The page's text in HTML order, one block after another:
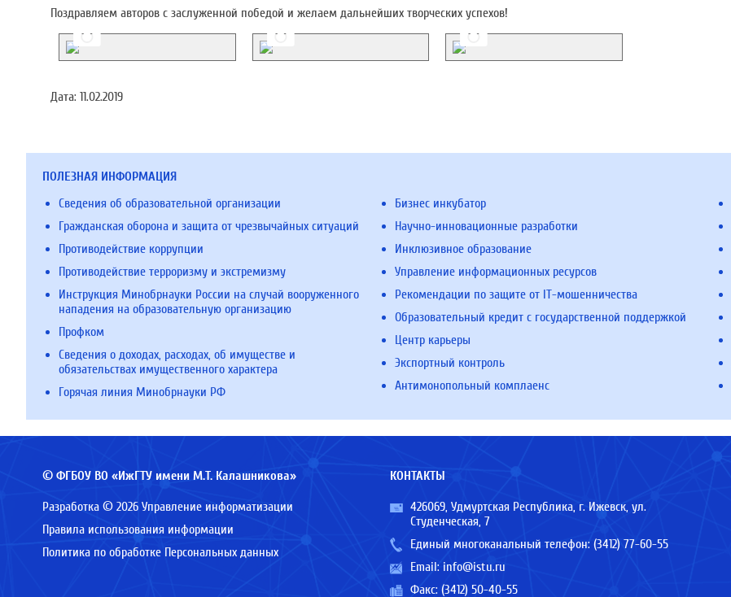
Поздравляем авторов с заслуженной победой и желаем дальнейших творческих успехов!
Дата: 11.02.2019
ПОЛЕЗНАЯ ИНФОРМАЦИЯ
Сведения об образовательной организации
Гражданская оборона и защита от чрезвычайных ситуаций
Противодействие коррупции
Противодействие терроризму и экстремизму
Инструкция Минобрнауки России на случай вооруженного
нападения на образовательную организацию
Профком
Сведения о доходах, расходах, об имуществе и
обязательствах имущественного характера
Горячая линия Минобрнауки РФ
Бизнес инкубатор
Научно-инновационные разработки
Инклюзивное образование
Управление информационных ресурсов
Рекомендации по защите от IT-мошенничества
Образовательный кредит с государственной поддержкой
Центр карьеры
Экспортный контроль
Антимонопольный комплаенс
© ФГБОУ ВО «ИжГТУ имени М.Т. Калашникова»
Разработка © 2026 Управление информатизации
Правила использования информации
Политика по обработке Персональных данных
КОНТАКТЫ
426069, Удмуртская Республика, г. Ижевск, ул.
Студенческая, 7
Единый многоканальный телефон: (3412) 77-60-55
Email: info@istu.ru
Факс: (3412) 50-40-55